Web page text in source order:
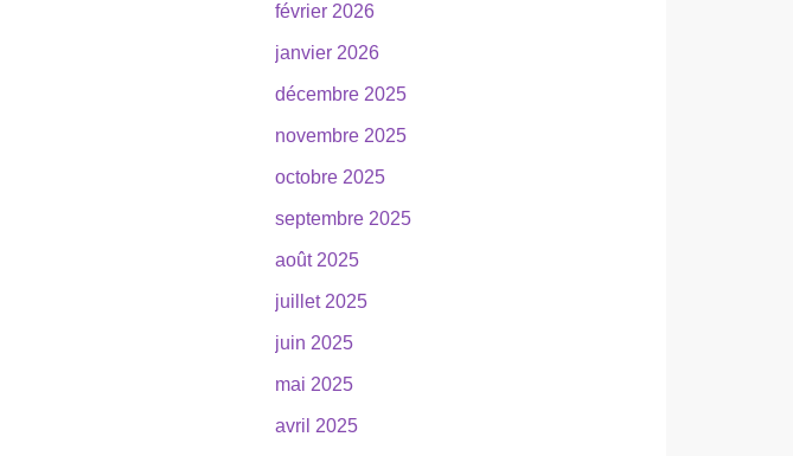
février 2026
janvier 2026
décembre 2025
novembre 2025
octobre 2025
septembre 2025
août 2025
juillet 2025
juin 2025
mai 2025
avril 2025